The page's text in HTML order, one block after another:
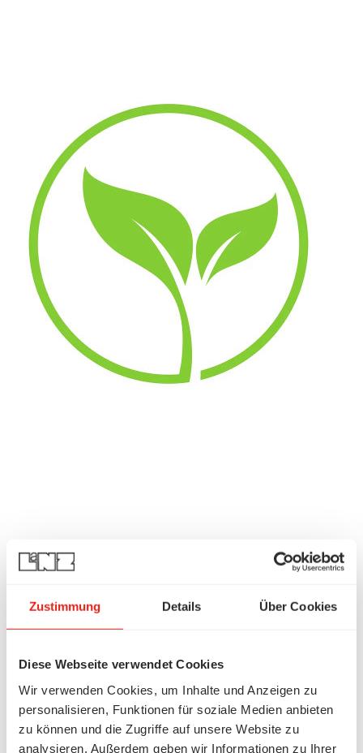
Zustimmung Details Über Cookies
Diese Webseite verwendet Cookies
Wir verwenden Cookies, um Inhalte und Anzeigen zu
personalisieren, Funktionen für soziale Medien anbieten
zu können und die Zugriffe auf unsere Website zu
analysieren. Außerdem geben wir Informationen zu Ihrer